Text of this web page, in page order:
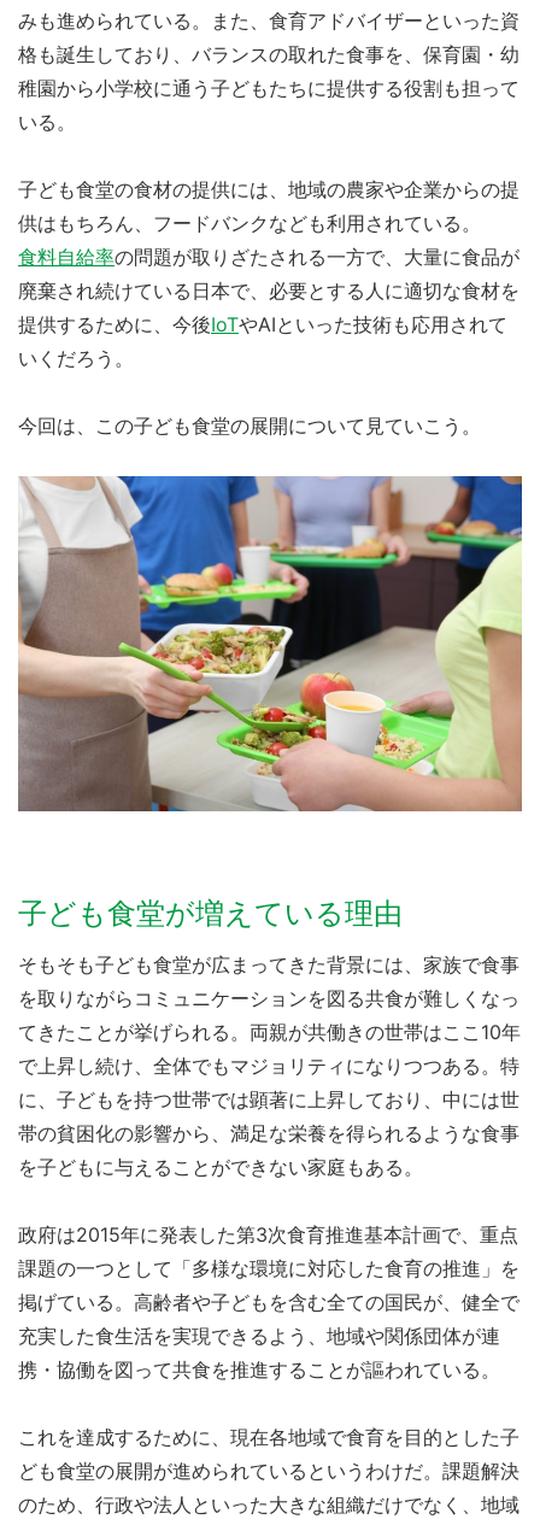
みも進められている。また、食育アドバイザーといった資
格も誕生しており、バランスの取れた食事を、保育園・幼
稚園から小学校に通う子どもたちに提供する役割も担って
いる。
子ども食堂の食材の提供には、地域の農家や企業からの提
供はもちろん、フードバンクなども利用されている。
食料自給率の問題が取りざたされる一方で、大量に食品が
廃棄され続けている日本で、必要とする人に適切な食材を
提供するために、今後IoTやAIといった技術も応用されて
いくだろう。
今回は、この子ども食堂の展開について見ていこう。
子ども食堂が増えている理由
そもそも子ども食堂が広まってきた背景には、家族で食事
を取りながらコミュニケーションを図る共食が難しくなっ
てきたことが挙げられる。両親が共働きの世帯はここ10年
で上昇し続け、全体でもマジョリティになりつつある。特
に、子どもを持つ世帯では顕著に上昇しており、中には世
帯の貧困化の影響から、満足な栄養を得られるような食事
を子どもに与えることができない家庭もある。
政府は2015年に発表した第3次食育推進基本計画で、重点
課題の一つとして「多様な環境に対応した食育の推進」を
掲げている。高齢者や子どもを含む全ての国民が、健全で
充実した食生活を実現できるよう、地域や関係団体が連
携・協働を図って共食を推進することが謳われている。
これを達成するために、現在各地域で食育を目的とした子
ども食堂の展開が進められているというわけだ。課題解決
のため、行政や法人といった大きな組織だけでなく、地域